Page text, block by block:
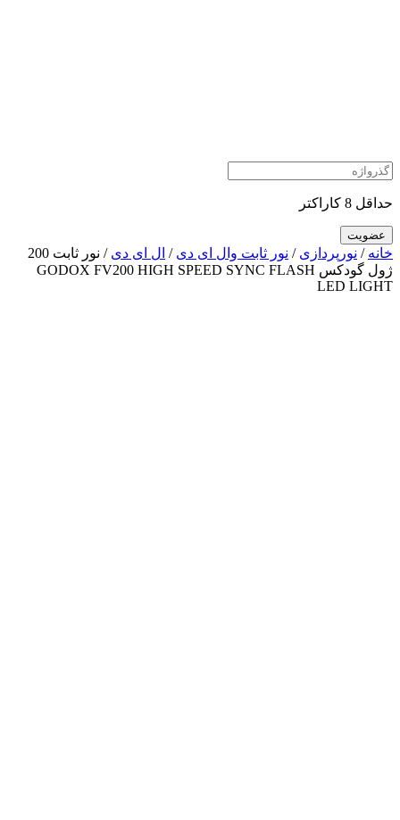
حداقل 8 کاراکتر
خانه / نورپردازی / نور ثابت وال ای دی / ال ای دی
/ نور ثابت 200
ژول گودکس GODOX FV200 HIGH SPEED SYNC FLASH
LED LIGHT